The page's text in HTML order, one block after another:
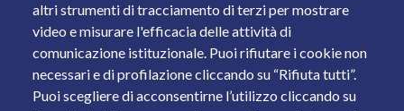
altri strumenti di tracciamento di terzi per mostrare
video e misurare l'efficacia delle attività di
comunicazione istituzionale. Puoi rifiutare i cookie non
necessari e di profilazione cliccando su “Rifiuta tutti”.
Puoi scegliere di acconsentirne l’utilizzo cliccando su
Piazza del Mercato, 15 - 25121 Brescia